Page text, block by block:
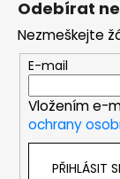
Odebírat
Nezmeškejte
E-mail
Vložením e-
ochrany
PŘIHLÁSIT